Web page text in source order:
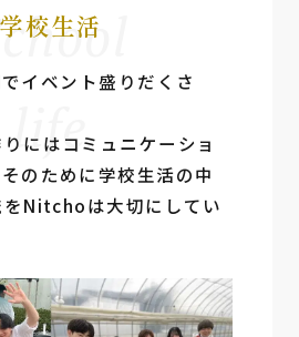
学校生活
School
life
イベント盛りだくさ
にはコミュニケーショ
のために学校⽣活の中
をNitchoは⼤切にしてい